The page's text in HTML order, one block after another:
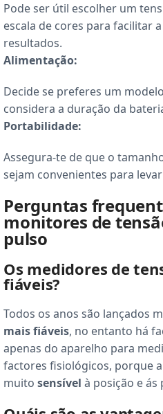
Pode ser útil escolher um
escala de cores para facilitar
resultados.
Alimentação:
Decide se preferes um
considera a duração da
Portabilidade:
Assegura-te de que o
sejam convenientes para
Perguntas
monitores de
pulso
Os medidores de
fiáveis?
Todos os anos são lançados
mais fiáveis, no entanto há
apenas do aparelho para
factores fisiológicos, porque
muito sensível à posição e